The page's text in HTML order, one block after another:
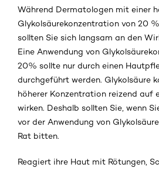
Während Dermatologen mit einer
Glykolsäurekonzentration von 20
sollten Sie sich langsam an den
Eine Anwendung von
20% sollte nur durch einen
durchgeführt werden. Glykolsäure
höherer Konzentration reizend auf
wirken. Deshalb sollten Sie, wenn
vor der Anwendung von
Rat bitten.
Reagiert ihre Haut mit Rötungen,